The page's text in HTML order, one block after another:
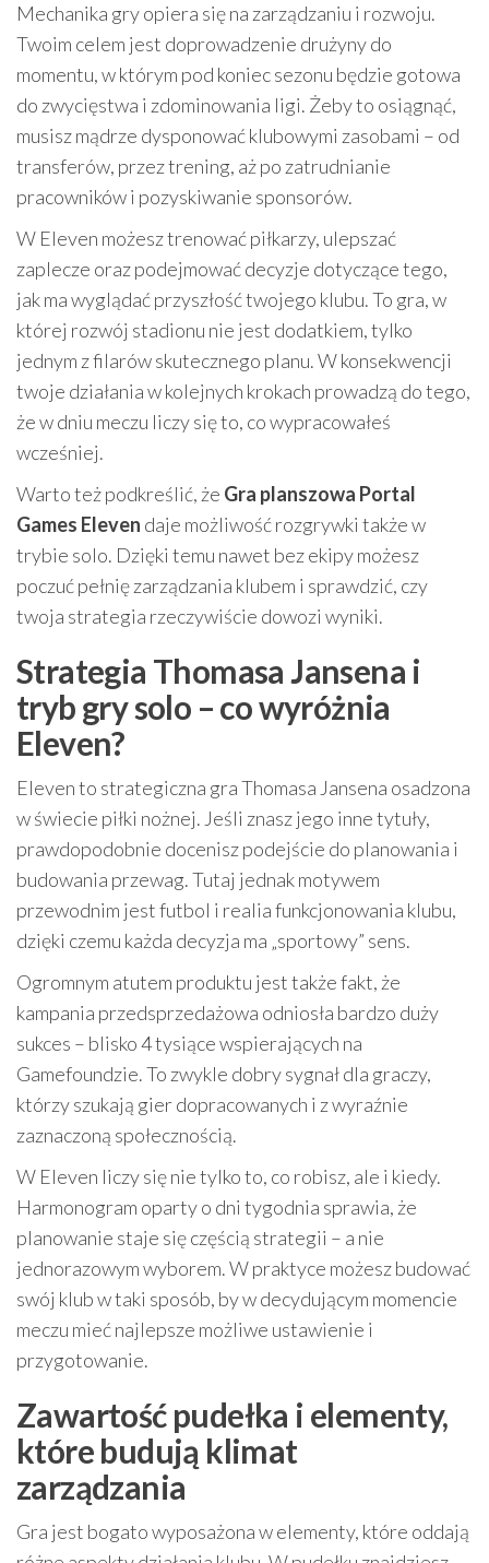
Mechanika gry opiera się na zarządzaniu i rozwoju.
Twoim celem jest doprowadzenie drużyny do
momentu, w którym pod koniec sezonu będzie gotowa
do zwycięstwa i zdominowania ligi. Żeby to osiągnąć,
musisz mądrze dysponować klubowymi zasobami – od
transferów, przez trening, aż po zatrudnianie
pracowników i pozyskiwanie sponsorów.
W Eleven możesz trenować piłkarzy, ulepszać
zaplecze oraz podejmować decyzje dotyczące tego,
jak ma wyglądać przyszłość twojego klubu. To gra, w
której rozwój stadionu nie jest dodatkiem, tylko
jednym z filarów skutecznego planu. W konsekwencji
twoje działania w kolejnych krokach prowadzą do tego,
że w dniu meczu liczy się to, co wypracowałeś
wcześniej.
Warto też podkreślić, że Gra planszowa Portal
Games Eleven daje możliwość rozgrywki także w
trybie solo. Dzięki temu nawet bez ekipy możesz
poczuć pełnię zarządzania klubem i sprawdzić, czy
twoja strategia rzeczywiście dowozi wyniki.
Strategia Thomasa Jansena i
tryb gry solo – co wyróżnia
Eleven?
Eleven to strategiczna gra Thomasa Jansena osadzona
w świecie piłki nożnej. Jeśli znasz jego inne tytuły,
prawdopodobnie docenisz podejście do planowania i
budowania przewag. Tutaj jednak motywem
przewodnim jest futbol i realia funkcjonowania klubu,
dzięki czemu każda decyzja ma „sportowy” sens.
Ogromnym atutem produktu jest także fakt, że
kampania przedsprzedażowa odniosła bardzo duży
sukces – blisko 4 tysiące wspierających na
Gamefoundzie. To zwykle dobry sygnał dla graczy,
którzy szukają gier dopracowanych i z wyraźnie
zaznaczoną społecznością.
W Eleven liczy się nie tylko to, co robisz, ale i kiedy.
Harmonogram oparty o dni tygodnia sprawia, że
planowanie staje się częścią strategii – a nie
jednorazowym wyborem. W praktyce możesz budować
swój klub w taki sposób, by w decydującym momencie
meczu mieć najlepsze możliwe ustawienie i
przygotowanie.
Zawartość pudełka i elementy,
które budują klimat
zarządzania
Gra jest bogato wyposażona w elementy, które oddają